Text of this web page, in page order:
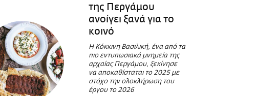
της Περγάμου
ανοίγει ξανά για το
κοινό
Η Κόκκινη Βασιλική, ένα από τα
πιο εντυπωσιακά μνημεία της
αρχαίας Περγάμου, ξεκίνησε
να αποκαθίσταται το 2025 με
στόχο την ολοκλήρωση του
έργου το 2026